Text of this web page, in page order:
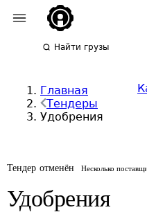
Найти грузы
Главная
Тендеры
Удобрения
Тендер отменён Несколько
Удобрения